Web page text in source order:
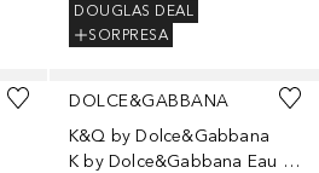
DOUGLAS DEAL
SORPRESA
DOLCE&GABBANA
K&Q by Dolce&Gabbana
K by Dolce&Gabbana Eau de Parfum Intense